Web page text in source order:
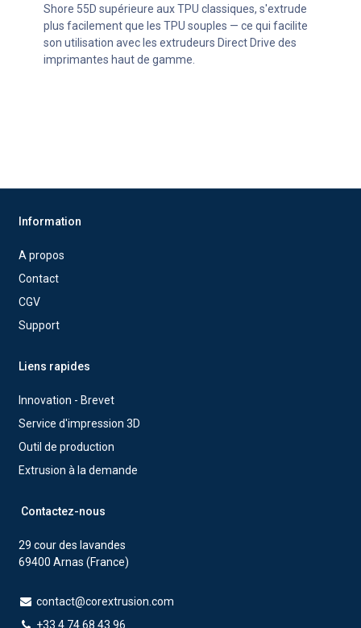
Shore 55D supérieure aux TPU classiques, s'extrude
plus facilement que les TPU souples — ce qui facilite
son utilisation avec les extrudeurs Direct Drive des
imprimantes haut de gamme.
Information
A propos
Contact
CGV
Support
Liens rapides
Innovation - Brevet
Service d'impression 3D
Outil de production
Extrusion à la demande
Contactez-nous
29 cour des lavandes
69400 Arnas (France)
contact@corextrusion.com
+33 4 74 68 43 96